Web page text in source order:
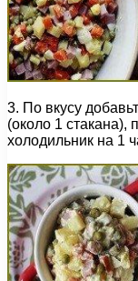
3. По вкусу
(около 1 стакана),
холодильник на 1